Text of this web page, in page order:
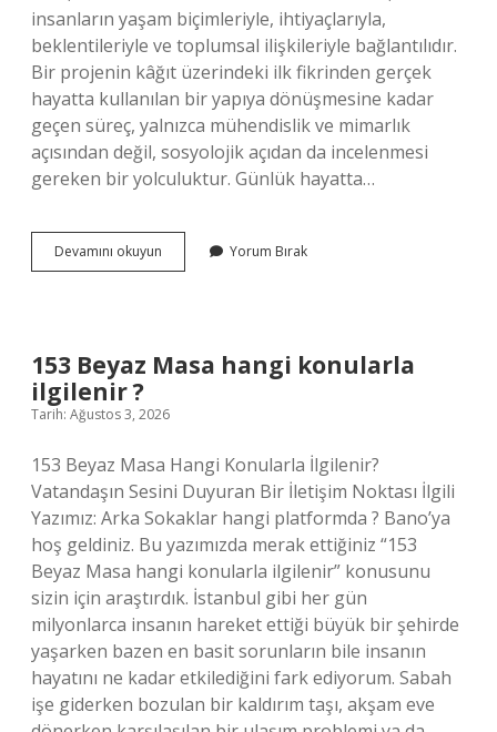
insanların yaşam biçimleriyle, ihtiyaçlarıyla,
beklentileriyle ve toplumsal ilişkileriyle bağlantılıdır.
Bir projenin kâğıt üzerindeki ilk fikrinden gerçek
hayatta kullanılan bir yapıya dönüşmesine kadar
geçen süreç, yalnızca mühendislik ve mimarlık
açısından değil, sosyolojik açıdan da incelenmesi
gereken bir yolculuktur. Günlük hayatta…
Devamını okuyun
proje
fark
?
Yorum Bırak
153 Beyaz Masa hangi konularla
ilgilenir ?
Tarih: Ağustos 3, 2026
153 Beyaz Masa Hangi Konularla İlgilenir?
Vatandaşın Sesini Duyuran Bir İletişim Noktası İlgili
Yazımız: Arka Sokaklar hangi platformda ? Bano’ya
hoş geldiniz. Bu yazımızda merak ettiğiniz “153
Beyaz Masa hangi konularla ilgilenir” konusunu
sizin için araştırdık. İstanbul gibi her gün
milyonlarca insanın hareket ettiği büyük bir şehirde
yaşarken bazen en basit sorunların bile insanın
hayatını ne kadar etkilediğini fark ediyorum. Sabah
işe giderken bozulan bir kaldırım taşı, akşam eve